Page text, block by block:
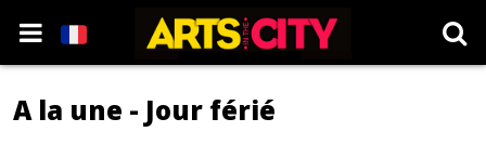
A la une - Jour férié